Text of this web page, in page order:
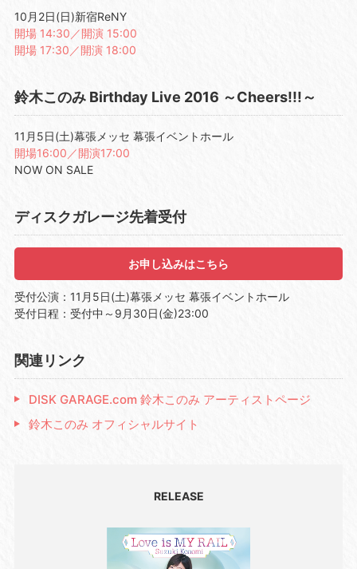
10月2日(日)新宿ReNY
開場 14:30／開演 15:00
開場 17:30／開演 18:00
鈴木このみ Birthday Live 2016 ～Cheers!!!～
11月5日(土)幕張メッセ 幕張イベントホール
開場16:00／開演17:00
NOW ON SALE
ディスクガレージ先着受付
お申し込みはこちら
受付公演：11月5日(土)幕張メッセ 幕張イベントホール
受付日程：受付中～9月30日(金)23:00
関連リンク
DISK GARAGE.com 鈴木このみ アーティストページ
鈴木このみ オフィシャルサイト
RELEASE